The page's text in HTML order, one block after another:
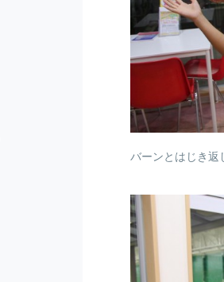
バーンとはじき返